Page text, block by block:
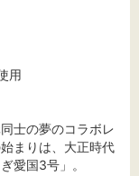
用
士の夢のコラボレ
まりは、大正時代
愛国3号」。